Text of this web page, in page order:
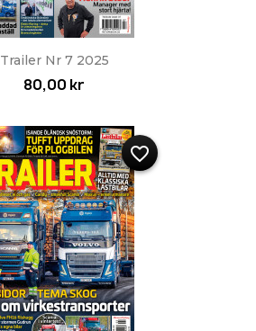
Trailer Nr 7 2025
80,00 kr
favorite_border